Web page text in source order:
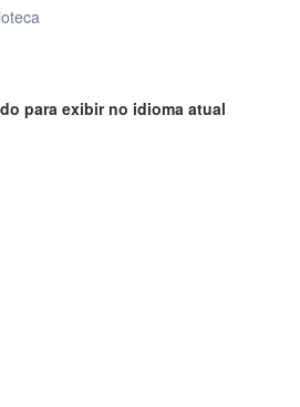
para exibir no idioma atual